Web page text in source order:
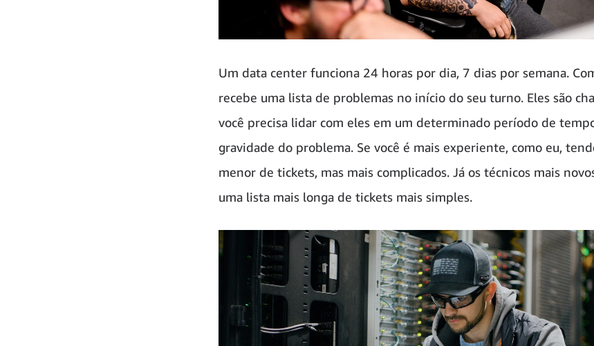
Um data center funciona 24 horas por dia, 7 dias por semana.
recebe uma lista de problemas no início do seu turno. Eles são
você precisa lidar com eles em um determinado período de
gravidade do problema. Se você é mais experiente, como eu,
menor de tickets, mas mais complicados. Já os técnicos mais
uma lista mais longa de tickets mais simples.